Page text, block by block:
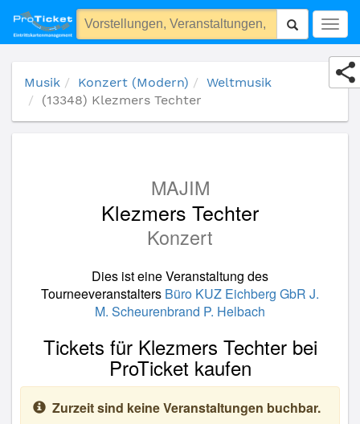
(13348) Klezmers Techter
Musik Konzert (Modern)
Weltmusik
(13348) Klezmers Techter
MAJIM
Klezmers Techter
Konzert
Dies ist eine Veranstaltung des
Tourneeveranstalters Büro KUZ Eichberg GbR J.
M. Scheurenbrand P. Helbach
Tickets für Klezmers Techter bei
ProTicket kaufen
Zurzeit sind keine Veranstaltungen buchbar.